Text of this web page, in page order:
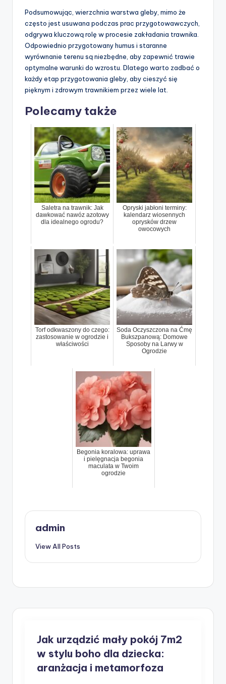
Podsumowując, wierzchnia warstwa gleby, mimo że
często jest usuwana podczas prac przygotowawczych,
odgrywa kluczową rolę w procesie zakładania trawnika.
Odpowiednio przygotowany humus i staranne
wyrównanie terenu są niezbędne, aby zapewnić trawie
optymalne warunki do wzrostu. Dlatego warto zadbać o
każdy etap przygotowania gleby, aby cieszyć się
pięknym i zdrowym trawnikiem przez wiele lat.
Polecamy także
Saletra na trawnik: Jak
dawkować nawóz azotowy
dla idealnego ogrodu?
Opryski jabłoni terminy:
kalendarz wiosennych
oprysków drzew
owocowych
Torf odkwaszony do czego:
zastosowanie w ogrodzie i
właściwości
Soda Oczyszczona na Ćmę
Bukszpanową: Domowe
Sposoby na Larwy w
Ogrodzie
Begonia koralowa: uprawa
i pielęgnacja begonia
maculata w Twoim
ogrodzie
admin
View All Posts
Jak urządzić mały pokój 7m2
w stylu boho dla dziecka:
aranżacja i metamorfoza